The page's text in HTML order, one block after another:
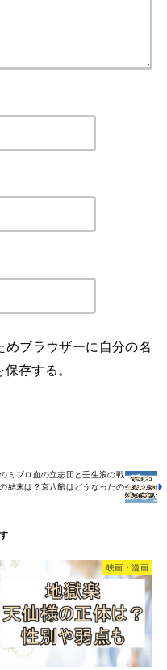
ブラウザーに自分の名
存する。
ミブロ血の立志団と壬生浪の戦
結末は？京八館はどうなったの
映画・漫画